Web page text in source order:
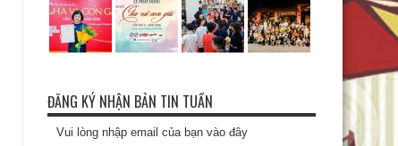
ĐĂNG KÝ NHẬN BẢN TIN TUẦN
Vui lòng nhập email của bạn vào đây